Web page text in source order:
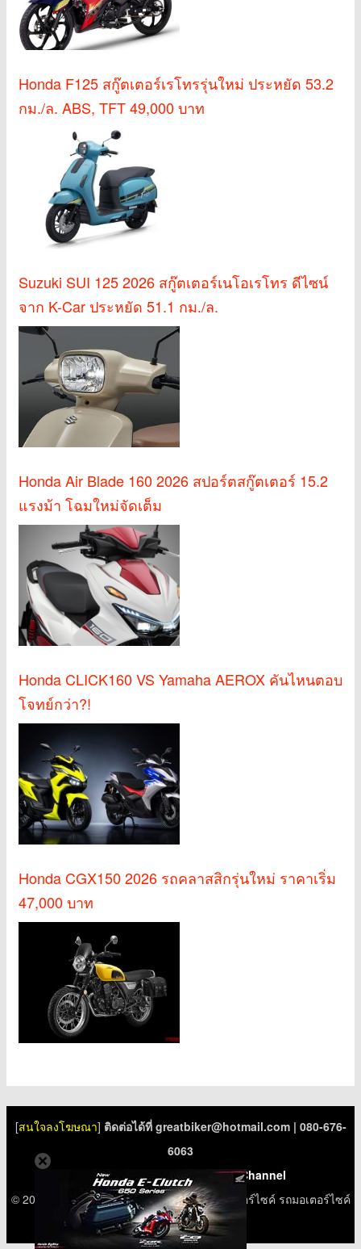
Honda F125 สกู๊ตเตอร์เรโทรรุ่นใหม่ ประหยัด 53.2
กม./ล. ABS, TFT 49,000 บาท
Suzuki SUI 125 2026 สกู๊ตเตอร์เนโอเรโทร ดีไซน์
จาก K-Car ประหยัด 51.1 กม./ล.
Honda Air Blade 160 2026 สปอร์ตสกู๊ตเตอร์ 15.2
แรงม้า โฉมใหม่จัดเต็ม
Honda CLICK160 VS Yamaha AEROX คันไหนตอบ
โจทย์กว่า?!
Honda CGX150 2026 รถคลาสสิกรุ่นใหม่ ราคาเริ่ม
47,000 บาท
[สนใจลงโฆษณา] ติดต่อได้ที่ greatbiker@hotmail.com| 080-676-
6063
Facebook Fanpage|Youtube Channel
© 2026
มอเตอร์ไซค์ bigbike บิ๊กไบค์ราคามอเตอร์ไซค์ รถมอเตอร์ไซค์
ออกใหม่ รถจักรยานยนต์